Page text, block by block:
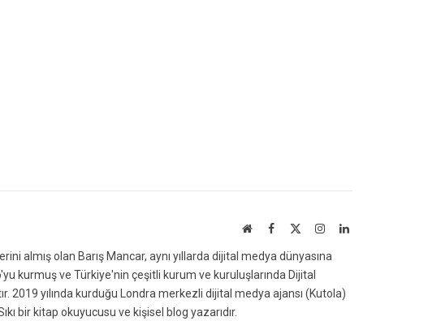
WebsiteFacebook InstagramLinkedIn
almış olan Barış Mancar, aynı yıllarda dijital medya dünyasına
kurmuş ve Türkiye'nin çeşitli kurum ve kuruluşlarında Dijital
2019 yılında kurduğu Londra merkezli dijital medya ajansı (Kutola)
bir kitap okuyucusu ve kişisel blog yazarıdır.